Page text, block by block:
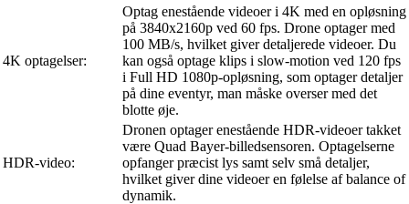
4K optagelser:
Optag enestående videoer i 4K med en opløsning
på 3840x2160p ved 60 fps. Drone optager med
100 MB/s, hvilket giver detaljerede videoer. Du
kan også optage klips i slow-motion ved 120 fps
i Full HD 1080p-opløsning, som optager detaljer
på dine eventyr, man måske overser med det
blotte øje.
HDR-video:
Dronen optager enestående HDR-videoer takket
være Quad Bayer-billedsensoren. Optagelserne
opfanger præcist lys samt selv små detaljer,
hvilket giver dine videoer en følelse af balance of
dynamik.